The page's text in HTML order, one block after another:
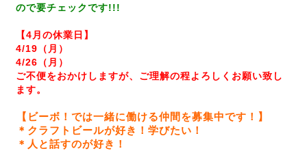
ので要チェックです!!!
【4月の休業日】
4/19（月）
4/26（月）
ご不便をおかけしますが、ご理解の程よろしくお願い致し
ます。
【ビーボ！では一緒に働ける仲間を募集中です！】
＊クラフトビールが好き！学びたい！
＊人と話すのが好き！